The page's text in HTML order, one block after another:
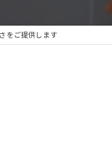
をご提供します